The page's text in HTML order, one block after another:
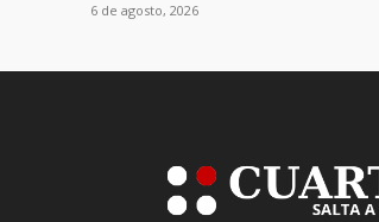
6 de agosto, 2026